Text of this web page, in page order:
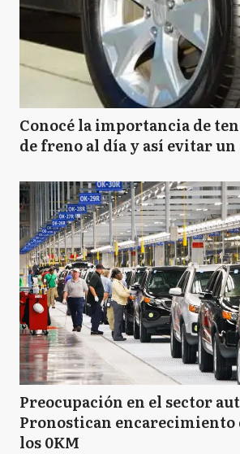
Conocé la importancia de
de freno al día y así evitar
Preocupación en el sector
Pronostican encarecimiento
los 0KM